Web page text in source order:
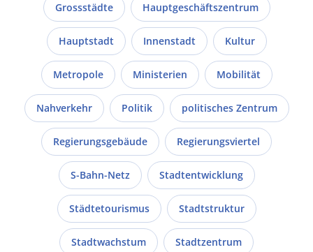
Grossstädte Hauptgeschäftszentrum
Hauptstadt Innenstadt Kultur
Metropole Ministerien Mobilität
Nahverkehr Politik politisches Zentrum
Regierungsgebäude Regierungsviertel
S-Bahn-Netz Stadtentwicklung
Städtetourismus Stadtstruktur
Stadtwachstum Stadtzentrum